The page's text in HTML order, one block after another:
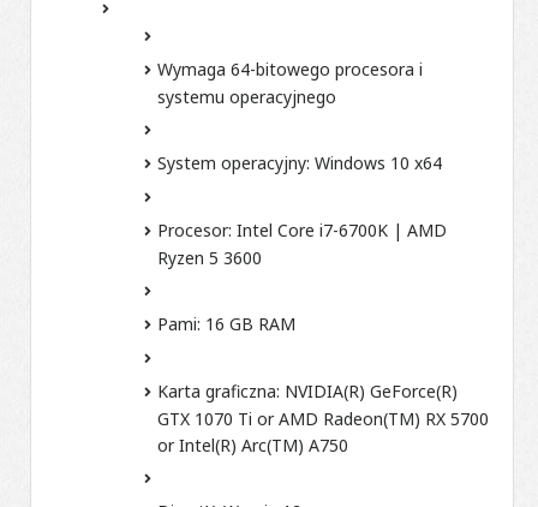
Wymaga 64-bitowego procesora i
systemu operacyjnego
System operacyjny: Windows 10 x64
Procesor: Intel Core i7-6700K | AMD
Ryzen 5 3600
Pami: 16 GB RAM
Karta graficzna: NVIDIA(R) GeForce(R)
GTX 1070 Ti or AMD Radeon(TM) RX 5700
or Intel(R) Arc(TM) A750